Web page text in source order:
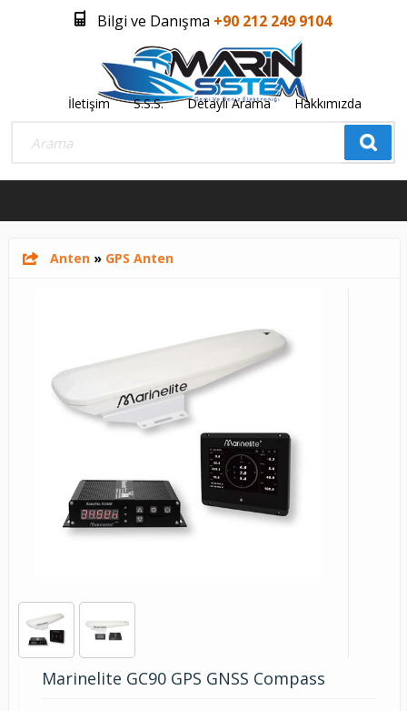
Bilgi ve Danışma +90 212 249 9104
İletişim S.S.S. Detaylı Arama Hakkımızda
Üye Girişi Üye Olmak İstiyorum
Anten» GPS Anten
Marinelite GC90 GPS GNSS Compass